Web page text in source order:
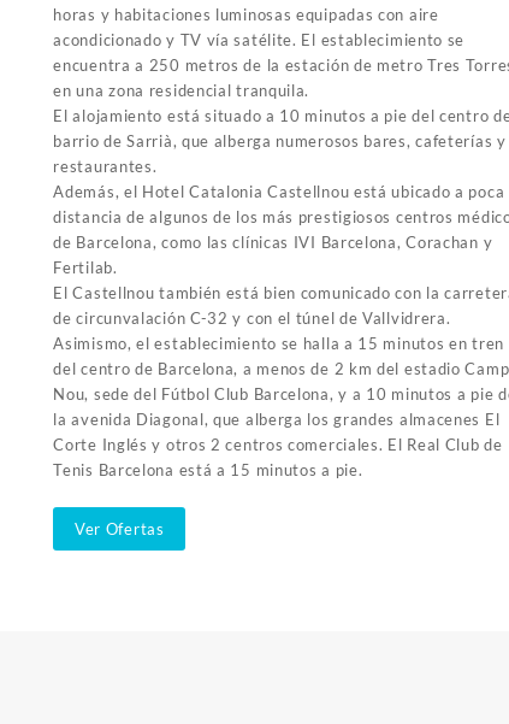
horas y habitaciones luminosas equipadas con aire
acondicionado y TV vía satélite. El establecimiento se
encuentra a 250 metros de la estación de metro Tres
en una zona residencial tranquila.
El alojamiento está situado a 10 minutos a pie del centro
barrio de Sarrià, que alberga numerosos bares, cafeterías y
restaurantes.
Además, el Hotel Catalonia Castellnou está ubicado a poca
distancia de algunos de los más prestigiosos centros
de Barcelona, ​​como las clínicas IVI Barcelona, Corachan y
Fertilab.
El Castellnou también está bien comunicado con la
de circunvalación C-32 y con el túnel de Vallvidrera.
Asimismo, el establecimiento se halla a 15 minutos en tren
del centro de Barcelona, a menos de 2 km del estadio Camp
Nou, sede del Fútbol Club Barcelona, y a 10 minutos a pie
la avenida Diagonal, que alberga los grandes almacenes El
Corte Inglés y otros 2 centros comerciales. El Real Club de
Tenis Barcelona está a 15 minutos a pie.
Ver Ofertas